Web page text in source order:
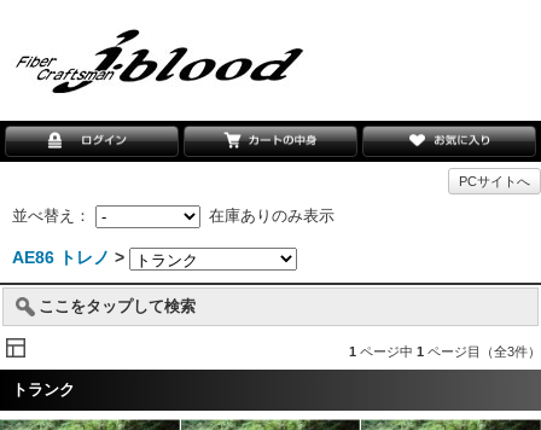
PCサイトへ
並べ替え： 在庫ありのみ表示
AE86 トレノ >
ここをタップして検索
1 ページ中 1 ページ目（全3件）
トランク